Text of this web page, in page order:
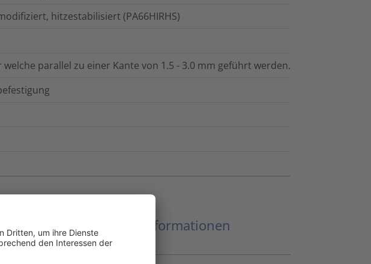
hitzestabilisiert (PA66HIRHS)
parallel zu einer Kante von 1.5 - 3.0 mm geführt werden.
Weitere Informationen